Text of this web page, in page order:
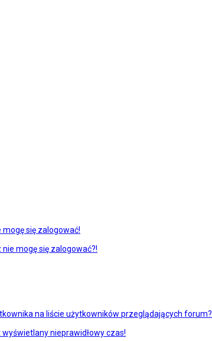
się zalogować!
mogę się zalogować?!
na liście użytkowników przeglądających forum?
nieprawidłowy czas!